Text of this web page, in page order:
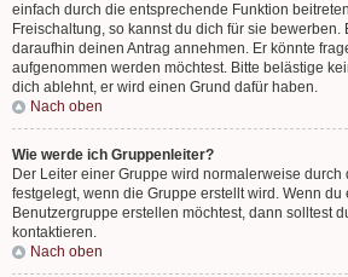
einfach durch die entsprechende Funktion
Freischaltung, so kannst du dich für sie bewerben.
daraufhin deinen Antrag annehmen. Er könnte
aufgenommen werden möchtest. Bitte belästige
dich ablehnt, er wird einen Grund dafür haben.
Nach oben
Wie werde ich Gruppenleiter?
Der Leiter einer Gruppe wird normalerweise
festgelegt, wenn die Gruppe erstellt wird. Wenn du
Benutzergruppe erstellen möchtest, dann solltest
kontaktieren.
Nach oben